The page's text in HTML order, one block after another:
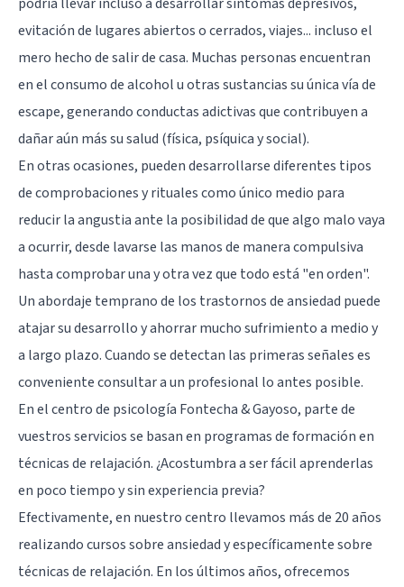
evitación de lugares abiertos o cerrados, viajes... incluso el
mero hecho de salir de casa. Muchas personas encuentran
en el consumo de alcohol u otras sustancias su única vía de
escape, generando conductas adictivas que contribuyen a
dañar aún más su salud (física, psíquica y social).
En otras ocasiones, pueden desarrollarse diferentes tipos
de comprobaciones y rituales como único medio para
reducir la angustia ante la posibilidad de que algo malo vaya
a ocurrir, desde lavarse las manos de manera compulsiva
hasta comprobar una y otra vez que todo está "en orden".
Un abordaje temprano de los trastornos de ansiedad puede
atajar su desarrollo y ahorrar mucho sufrimiento a medio y
a largo plazo. Cuando se detectan las primeras señales es
conveniente consultar a un profesional lo antes posible.
En el centro de psicología Fontecha & Gayoso, parte de
vuestros servicios se basan en programas de formación en
técnicas de relajación. ¿Acostumbra a ser fácil aprenderlas
en poco tiempo y sin experiencia previa?
Efectivamente, en nuestro centro llevamos más de 20 años
realizando cursos sobre ansiedad y específicamente sobre
técnicas de relajación. En los últimos años, ofrecemos